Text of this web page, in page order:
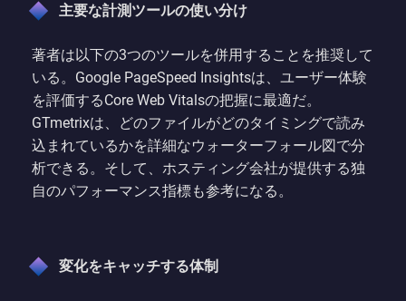
主要な計測ツールの使い分け
著者は以下の3つのツールを併用することを推奨して
いる。Google PageSpeed Insightsは、ユーザー体験
を評価するCore Web Vitalsの把握に最適だ。
GTmetrixは、どのファイルがどのタイミングで読み
込まれているかを詳細なウォーターフォール図で分
析できる。そして、ホスティング会社が提供する独
自のパフォーマンス指標も参考になる。
変化をキャッチする体制